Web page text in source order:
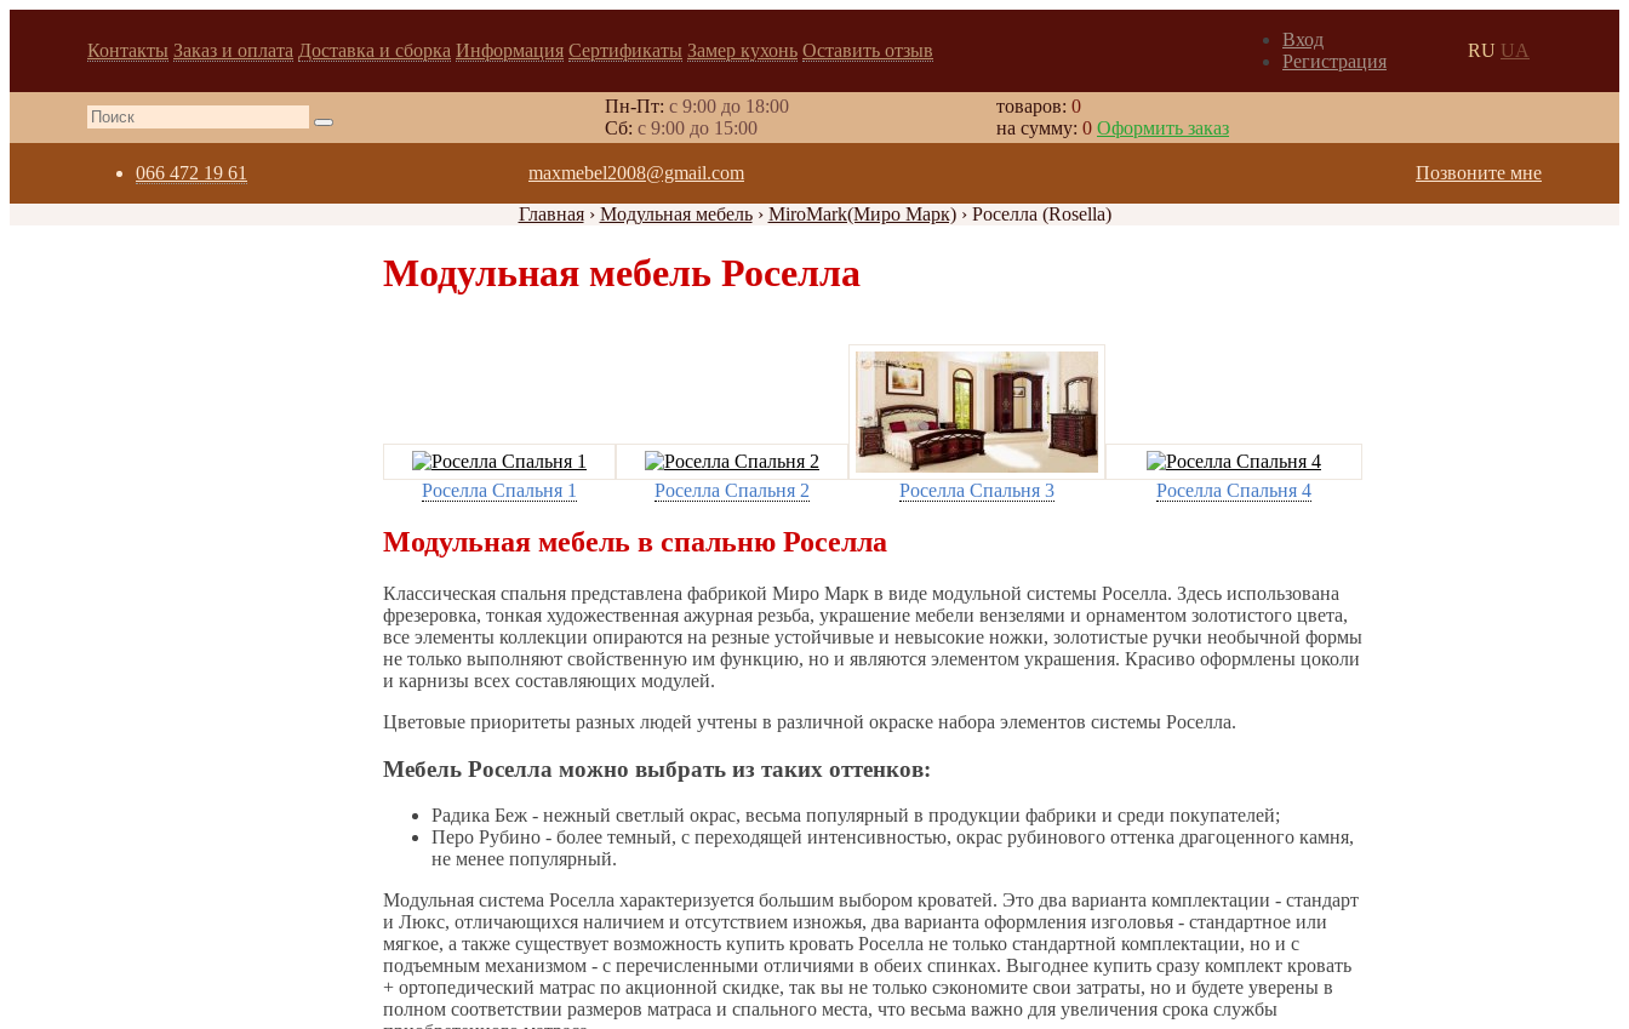
Контакты Заказ и оплата Доставка и сборка Информация Сертификаты Замер кухонь Оставить отзыв
Вход
Регистрация
RU UA
Пн-Пт: с 9:00 до 18:00
Cб: с 9:00 до 15:00
товаров: 0
на сумму: 0 Оформить заказ
066 472 19 61 maxmebel2008@gmail.com
Позвоните мне
Главная› Модульная мебель› MiroMark(Миро Марк)› Роселла (Rosella)
Модульная мебель Роселла
Роселла Спальня 1 Роселла Спальня 2 Роселла Спальня 3 Роселла Спальня 4
Модульная мебель в спальню Роселла
Классическая спальня представлена фабрикой Миро Марк в виде модульной системы Роселла. Здесь использована
фрезеровка, тонкая художественная ажурная резьба, украшение мебели вензелями и орнаментом золотистого цвета,
все элементы коллекции опираются на резные устойчивые и невысокие ножки, золотистые ручки необычной формы
не только выполняют свойственную им функцию, но и являются элементом украшения. Красиво оформлены цоколи
и карнизы всех составляющих модулей.
Цветовые приоритеты разных людей учтены в различной окраске набора элементов системы Роселла.
Мебель Роселла можно выбрать из таких оттенков:
Радика Беж - нежный светлый окрас, весьма популярный в продукции фабрики и среди покупателей;
Перо Рубино - более темный, с переходящей интенсивностью, окрас рубинового оттенка драгоценного камня,
не менее популярный.
Модульная система Роселла характеризуется большим выбором кроватей. Это два варианта комплектации - стандарт
и Люкс, отличающихся наличием и отсутствием изножья, два варианта оформления изголовья - стандартное или
мягкое, а также существует возможность купить кровать Роселла не только стандартной комплектации, но и с
подъемным механизмом - с перечисленными отличиями в обеих спинках. Выгоднее купить сразу комплект кровать
+ ортопедический матрас по акционной скидке, так вы не только сэкономите свои затраты, но и будете уверены в
полном соответствии размеров матраса и спального места, что весьма важно для увеличения срока службы